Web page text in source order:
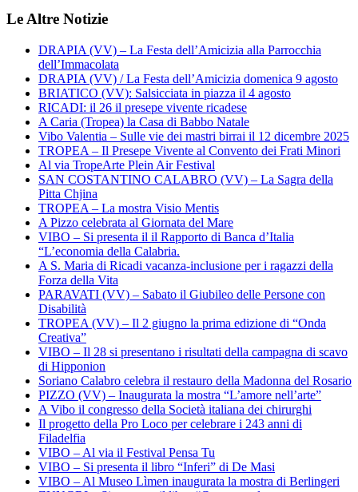
Le Altre Notizie
DRAPIA (VV) – La Festa dell’Amicizia alla Parrocchia
dell’Immacolata
DRAPIA (VV) / La Festa dell’Amicizia domenica 9 agosto
BRIATICO (VV): Salsicciata in piazza il 4 agosto
RICADI: il 26 il presepe vivente ricadese
A Caria (Tropea) la Casa di Babbo Natale
Vibo Valentia – Sulle vie dei mastri birrai il 12 dicembre 2025
TROPEA – Il Presepe Vivente al Convento dei Frati Minori
Al via TropeArte Plein Air Festival
SAN COSTANTINO CALABRO (VV) – La Sagra della
Pitta Chjina
TROPEA – La mostra Visio Mentis
A Pizzo celebrata al Giornata del Mare
VIBO – Si presenta il il Rapporto di Banca d’Italia
“L’economia della Calabria.
A S. Maria di Ricadi vacanza-inclusione per i ragazzi della
Forza della Vita
PARAVATI (VV) – Sabato il Giubileo delle Persone con
Disabilità
TROPEA (VV) – Il 2 giugno la prima edizione di “Onda
Creativa”
VIBO – Il 28 si presentano i risultati della campagna di scavo
di Hipponion
Soriano Calabro celebra il restauro della Madonna del Rosario
PIZZO (VV) – Inaugurata la mostra “L’amore nell’arte”
A Vibo il congresso della Società italiana dei chirurghi
Il progetto della Pro Loco per celebrare i 243 anni di
Filadelfia
VIBO – Al via il Festival Pensa Tu
VIBO – Si presenta il libro “Inferi” di De Masi
VIBO – Al Museo Lìmen inaugurata la mostra di Berlingeri